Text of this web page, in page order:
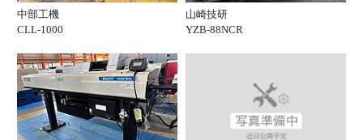
中部工機
CLL-1000
山崎技研
YZB-88NCR